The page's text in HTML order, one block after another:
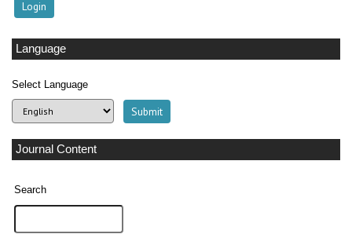
Language
Select Language
Journal Content
Search